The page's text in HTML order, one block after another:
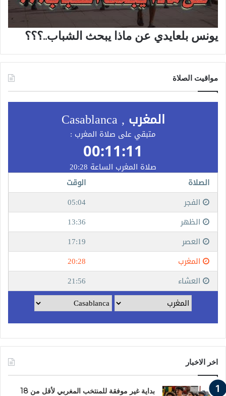
يونس بلعايدي عن ماذا يبحث الشباب..؟؟؟
مواقيت الصلاة
اخر الاخبار
بداية غير موفقة للمنتخب المغربي لأقل من 18